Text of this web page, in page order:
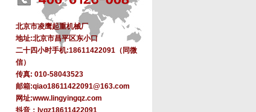
北京市凌鹰起重机械厂
地址:北京市昌平区东小口
二十四小时手机:18611422091（同微
信）
传真: 010-58043523
邮箱:qiao18611422091@163.com
网址:www.lingyingqz.com
抖音：lyqz18611422091